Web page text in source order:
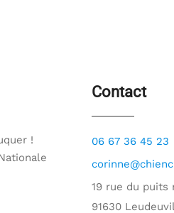
!
Contact
06 67 36 45 23
19 rue du puits
91630